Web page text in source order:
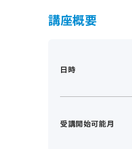
講座概要
日時
受講開始可能月